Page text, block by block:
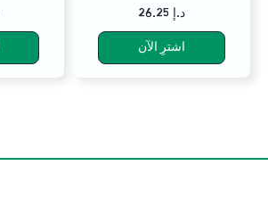
26.25 د.إ
اشترِ الآن